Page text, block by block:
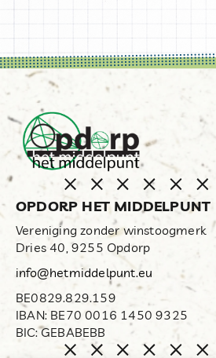
OPDORP HET MIDDELPUNT
Vereniging zonder winstoogmerk
Dries 40, 9255 Opdorp
info@hetmiddelpunt.eu
BE0829.829.159
IBAN: BE70 0016 1450 9325
BIC: GEBABEBB